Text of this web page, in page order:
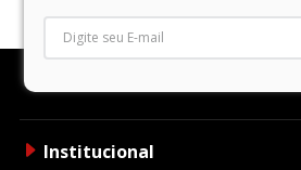
Institucional